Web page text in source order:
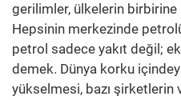
gerilimler, ülkelerin birbirine
Hepsinin merkezinde
petrol sadece yakıt değil;
demek. Dünya korku
yükselmesi, bazı şirketlerin